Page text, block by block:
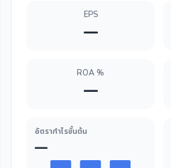
EPS
—
ROA %
—
อัตรากำไรขั้นต้น
—